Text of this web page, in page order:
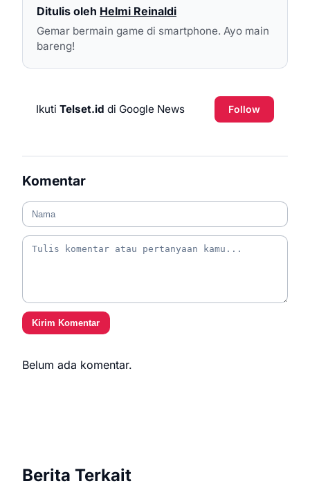
Ditulis oleh Helmi Reinaldi
Gemar bermain game di smartphone. Ayo main
bareng!
Ikuti Telset.id di Google News Follow
Komentar
Kirim Komentar
Belum ada komentar.
Berita Terkait